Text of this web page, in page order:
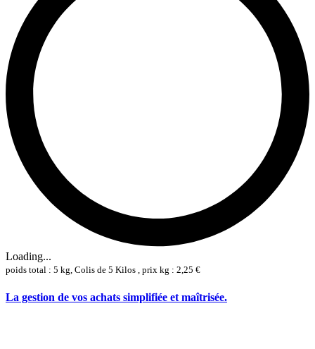
Loading...
poids total : 5 kg, Colis de 5 Kilos , prix kg : 2,25 €
La gestion de vos achats simplifiée et maîtrisée.